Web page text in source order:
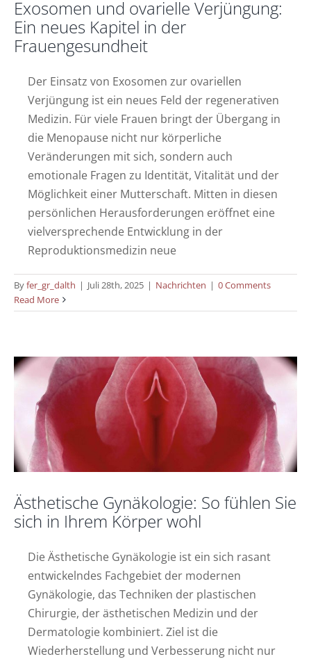
Exosomen und ovarielle Verjüngung:
Ein neues Kapitel in der
Frauengesundheit
Der Einsatz von Exosomen zur ovariellen
Verjüngung ist ein neues Feld der regenerativen
Medizin. Für viele Frauen bringt der Übergang in
die Menopause nicht nur körperliche
Veränderungen mit sich, sondern auch
emotionale Fragen zu Identität, Vitalität und der
Möglichkeit einer Mutterschaft. Mitten in diesen
persönlichen Herausforderungen eröffnet eine
vielversprechende Entwicklung in der
Reproduktionsmedizin neue
Byfer_gr_dalth | Juli 28th, 2025 | Nachrichten | 0 Comments
Read MoreÄsthetische Gynäkologie: So fühlen Sie
Ästhetische Gynäkologie: So fühlen Sie
sich in Ihrem Körper wohl
Die Ästhetische Gynäkologie ist ein sich rasant
entwickelndes Fachgebiet der modernen
Gynäkologie, das Techniken der plastischen
Chirurgie, der ästhetischen Medizin und der
Dermatologie kombiniert. Ziel ist die
Wiederherstellung und Verbesserung nicht nur